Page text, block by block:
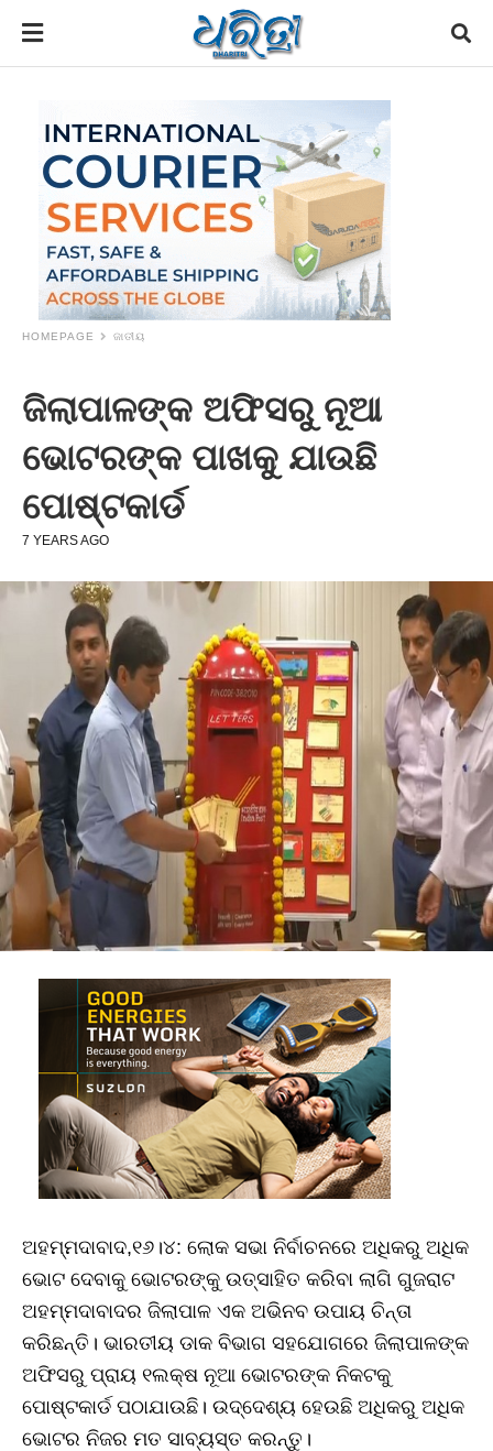
HOMEPAGE ଜାତୀୟ
ଜିଲାପାଳଙ୍କ ଅଫିସରୁ ନୂଆ
ଭୋଟରଙ୍କ ପାଖକୁ ଯାଉଛି
ପୋଷ୍ଟକାର୍ଡ
7 YEARS AGO
ଅହମ୍ମଦାବାଦ,୧୬।୪: ଲୋକ ସଭା ନିର୍ବାଚନରେ ଅଧିକରୁ ଅଧିକ
ଭୋଟ ଦେବାକୁ ଭୋଟରଙ୍କୁ ଉତ୍ସାହିତ କରିବା ଲାଗି ଗୁଜରାଟ
ଅହମ୍ମଦାବାଦର ଜିଲାପାଳ ଏକ ଅଭିନବ ଉପାୟ ଚିନ୍ତା
କରିଛନ୍ତି। ଭାରତୀୟ ଡାକ ବିଭାଗ ସହଯୋଗରେ ଜିଲାପାଳଙ୍କ
ଅଫିସରୁ ପ୍ରାୟ ୧ଲକ୍ଷ ନୂଆ ଭୋଟରଙ୍କ ନିକଟକୁ
ପୋଷ୍ଟକାର୍ଡ ପଠାଯାଉଛି। ଉଦ୍ଦେଶ୍ୟ ହେଉଛି ଅଧିକରୁ ଅଧିକ
ଭୋଟର ନିଜର ମତ ସାବ୍ୟସ୍ତ କରନ୍ତୁ।